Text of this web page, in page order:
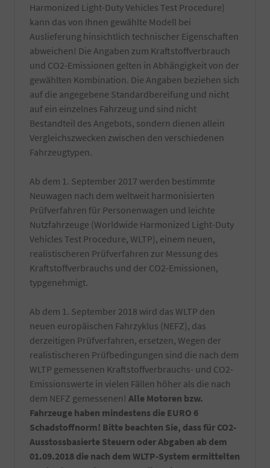
EU-
Fahrzeuges
benötigt.
Informieren
sich
dazu
am
besten
Ihrer
örtlichen
wird
durch
einen
TÜV-
Angestellten
Gutachter
durchgeführt.
Hand
gewaschen
und
falls
vorhanden
von
Wachs-
und
Kleberückstände
entfernt.
Zuzüglich
einer
von
z.T.
schwer
entfernbaren
produktionsseitigen
Rückständen.
Es
werden
verwendet
und
natürlich
nur
von
Hand
gewaschen.
Die
Reinigung
erfolgt
kurz
vor
Fahrzeugabholung
bzw.
Harmonized Light-Duty Vehicles Test Procedure)
kann das von Ihnen gewählte Modell bei
Auslieferung hinsichtlich technischer Eigenschaften
abweichen! Die Angaben zum Kraftstoffverbrauch
und CO2-Emissionen gelten in Abhängigkeit von der
gewählten Kombination. Die Angaben beziehen sich
auf die angegebene Standardbereifung und nicht
auf ein einzelnes Fahrzeug und sind nicht
Bestandteil des Angebots, sondern dienen allein
Vergleichszwecken zwischen den verschiedenen
Fahrzeugtypen.
Ab dem 1. September 2017 werden bestimmte
Neuwagen nach dem weltweit harmonisierten
Prüfverfahren für Personenwagen und leichte
Nutzfahrzeuge (Worldwide Harmonized Light-Duty
Vehicles Test Procedure, WLTP), einem neuen,
realistischeren Prüfverfahren zur Messung des
Kraftstoffverbrauchs und der CO2-Emissionen,
typgenehmigt.
Ab dem 1. September 2018 wird das WLTP den
neuen europäischen Fahrzyklus (NEFZ), das
derzeitigen Prüfverfahren, ersetzen, Wegen der
realistischeren Prüfbedingungen sind die nach dem
WLTP gemessenen Kraftstoffverbrauchs- und CO2-
Emissionswerte in vielen Fällen höher als die nach
dem NEFZ gemessenen! Alle Motoren bzw.
Fahrzeuge haben mindestens die EURO 6
Schadstoffnorm! Bitte beachten Sie, dass für CO2-
Ausstossbasierte Steuern oder Abgaben ab dem
01.09.2018 die nach dem WLTP-System ermittelten